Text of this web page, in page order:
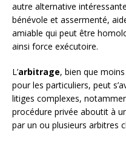
autre alternative
bénévole et assermenté,
amiable qui peut être
ainsi force exécutoire.
L’arbitrage, bien que
pour les particuliers, peut
litiges complexes,
procédure privée aboutit à
par un ou plusieurs arbitres